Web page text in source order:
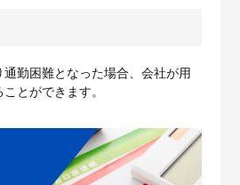
勤困難となった場合、会社が用
とができます。